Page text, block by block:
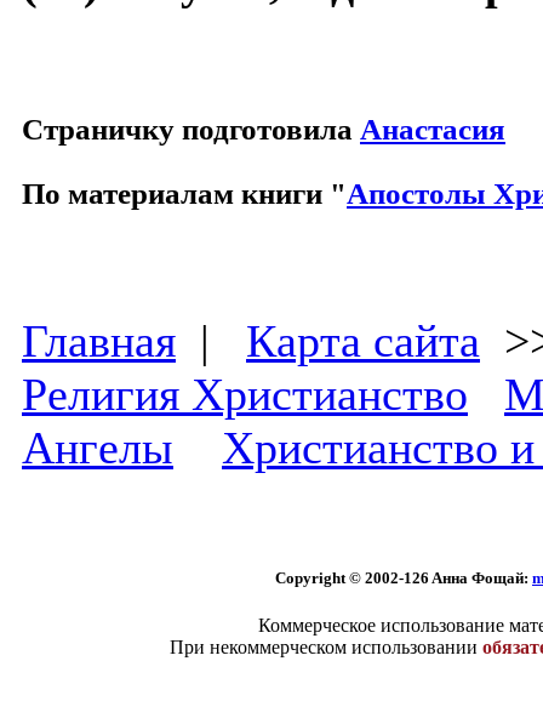
Страничку подготовила Анастасия
По материалам книги "Апостолы
Главная | Карта сайта
Религия Христианство
Ангелы
Христианство и
Copyright © 2002-126 Aннa Фoщaй:
Коммерческое использование
При некоммерческом использовании